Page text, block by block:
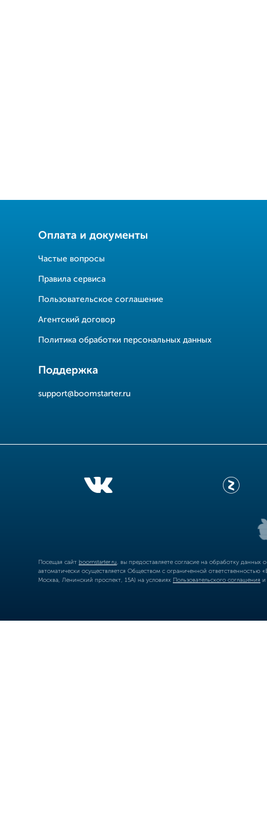
Оплата и документы
Частые вопросы
Правила сервиса
Пользовательское соглашение
Агентский договор
Политика обработки персональных данных
Поддержка
support@boomstarter.ru
Посещая сайт boomstarter.ru , вы предоставляете согласие на обработку
автоматически осуществляется Обществом с ограниченной
Москва, Ленинский проспект, 15А) на условиях Пользовательского соглашения и